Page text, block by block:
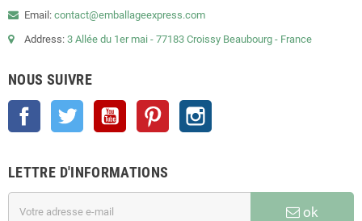
Email: contact@emballageexpress.com
Address: 3 Allée du 1er mai - 77183 Croissy Beaubourg - France
NOUS SUIVRE
Facebook Twitter YouTube Pinterest
LETTRE D'INFORMATIONS
ok